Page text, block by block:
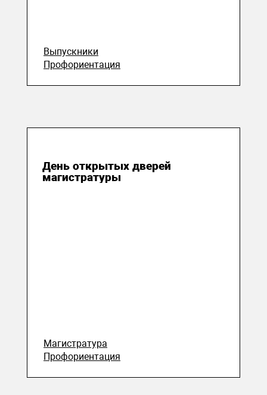
Выпускники
Профориентация
День открытых дверей
магистратуры
Магистратура
Профориентация